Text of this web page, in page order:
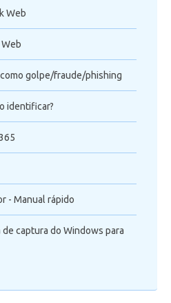
Web
golpe/fraude/phishing
identificar?
- Manual rápido
captura do Windows para